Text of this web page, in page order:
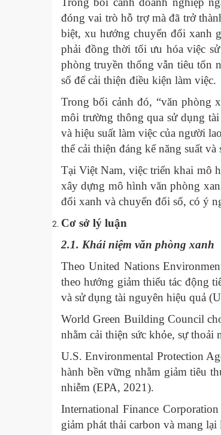
đóng vai trò hỗ trợ mà đã trở
biệt, xu hướng chuyển đổi xanh
phải đồng thời tối ưu hóa việc
phòng truyền thống vẫn tiêu tốn
số để cải thiện điều kiện làm việc.
Trong bối cảnh đó, “văn phòng
môi trường thông qua sử dụng
và hiệu suất làm việc của người
thể cải thiện đáng kể năng suất
Tại Việt Nam, việc triển khai mô
xây dựng mô hình văn phòng
đổi xanh và chuyển đổi số, có ý
Cơ sở lý luận
2.1. Khái niệm văn phòng xanh
Theo United Nations
theo hướng giảm thiểu tác động
và sử dụng tài nguyên hiệu quả
World Green Building Council
nhằm cải thiện sức khỏe, sự
U.S. Environmental Protection
hành bền vững nhằm giảm tiêu
nhiễm (EPA, 2021).
International Finance
giảm phát thải carbon và mang